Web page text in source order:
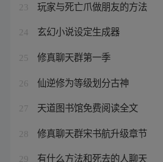
23 玩家与死亡爪做朋友的方法
24 玄幻小说设定生成器
25 修真聊天群第一季
26 仙逆修为等级划分古神
27 天道图书馆免费阅读全文
28 修真聊天群宋书航升级章节
29 有什么方法和死去的人聊天